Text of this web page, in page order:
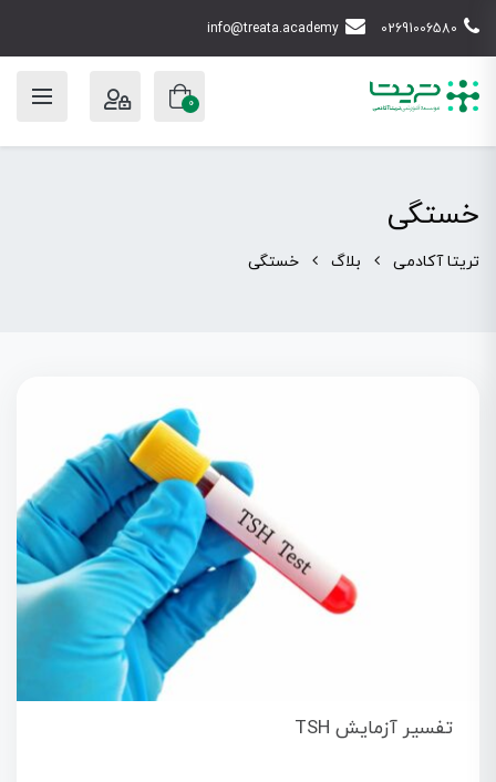
02691006580
info@treata.academy
0
خستگی
تریتا آکادمی بلاگ خستگی
تفسیر آزمایش TSH